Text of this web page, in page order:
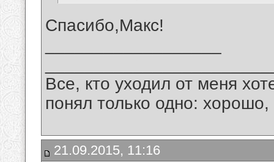
Спасибо,Макс!
Все, кто уходил от меня
понял только одно:
21.09.2015, 11:16